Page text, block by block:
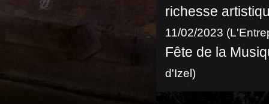
richesse
11/02/2023
Fête de la
d'Izel)